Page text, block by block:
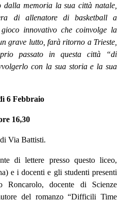
memoria la sua città natale,
di allenatore di basketball a
innovativo che coinvolge la
grave lutto, farà ritorno a Trieste,
passato in questa città “di
con la sua storia e la sua
6 Febbraio
16,30
Via Battisti.
di lettere presso questo liceo,
e i docenti e gli studenti presenti
Roncarolo, docente di Scienze
del romanzo “Difficili Time